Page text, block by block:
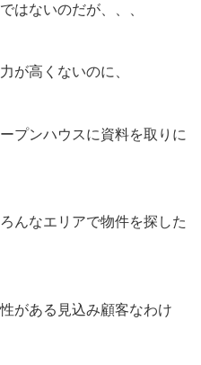
はないのだが、、、
が高くないのに、
プンハウスに資料を取りに
んなエリアで物件を探した
がある見込み顧客なわけ